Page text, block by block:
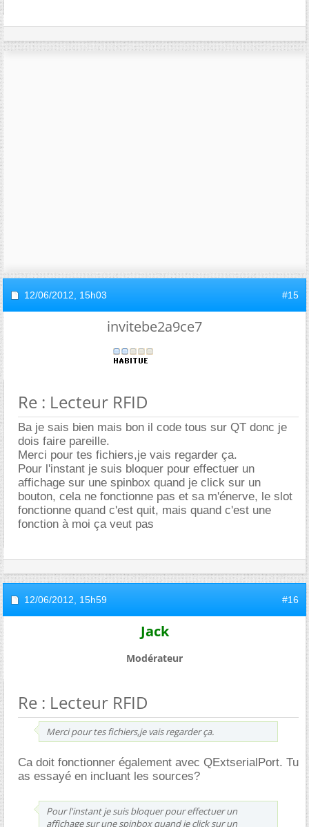
12/06/2012, 15h03 #15
invitebe2a9ce7
Re : Lecteur RFID
Ba je sais bien mais bon il code tous sur QT donc je
dois faire pareille.
Merci pour tes fichiers,je vais regarder ça.
Pour l'instant je suis bloquer pour effectuer un
affichage sur une spinbox quand je click sur un
bouton, cela ne fonctionne pas et sa m'énerve, le slot
fonctionne quand c'est quit, mais quand c'est une
fonction à moi ça veut pas
12/06/2012, 15h59 #16
Jack
Modérateur
Re : Lecteur RFID
Merci pour tes fichiers,je vais regarder ça.
Ca doit fonctionner également avec QExtserialPort. Tu
as essayé en incluant les sources?
Pour l'instant je suis bloquer pour effectuer un
affichage sur une spinbox quand je click sur un